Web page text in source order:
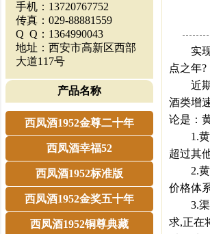
手机：13720767752
传真：029-88881559
Q Q：1364990043
地址：西安市高新区西部
大道117号
产品名称
西凤酒1952金尊二十年
西凤酒幸福52
西凤酒1952标准版
西凤酒1952金奖五十年
西凤酒1952铜尊典藏
实现
点之年?
近期,
酒类增
论是：
1.黄酒
超过其
2.黄酒
价格体
3.渠道
求,正在